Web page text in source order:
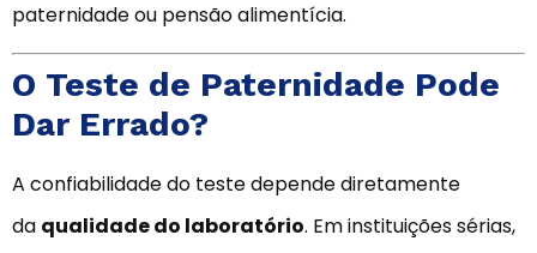
paternidade ou pensão alimentícia.
O Teste de Paternidade Pode
Dar Errado?
A confiabilidade do teste depende diretamente
da qualidade do laboratório. Em instituições sérias,